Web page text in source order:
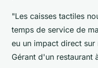
"Les caisses tactiles
temps de service de
eu un impact direct
Gérant d'un restaurant